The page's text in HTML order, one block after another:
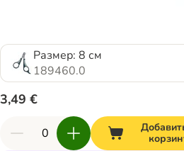
Размер: 8 см
189460.0
3,49 €